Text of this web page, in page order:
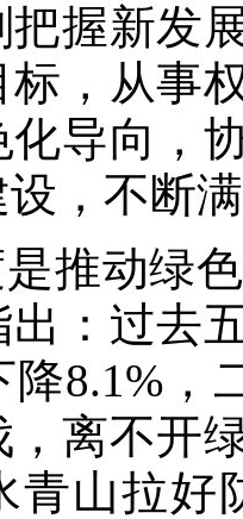
把握新发
标，从事
导向，
，不断
推动绿
：过去
8.1%，
，离不开
青山拉好